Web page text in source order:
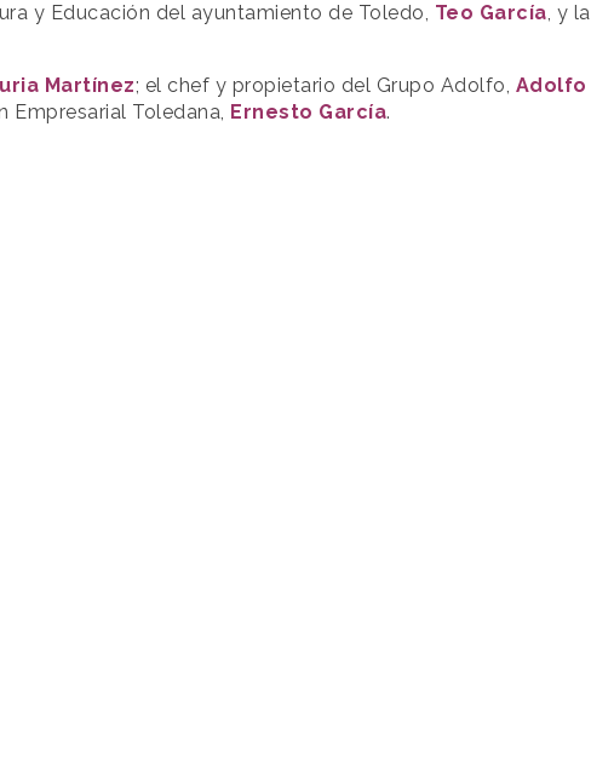
y Educación del ayuntamiento de Toledo, Teo García, y la
Martínez; el chef y propietario del Grupo Adolfo, Adolfo
Empresarial Toledana, Ernesto García.